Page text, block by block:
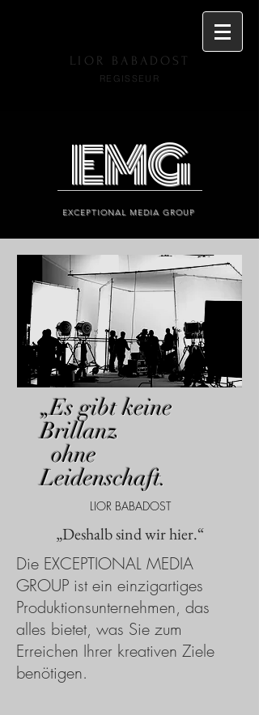
LIOR BABADOST
REGISSEUR
EMG
EXCEPTIONAL MEDIA GROUP
„Es gibt keine
Brillanz
ohne
Leidenschaft.
LIOR BABADOST
„Deshalb sind wir hier.“
Die EXCEPTIONAL MEDIA
GROUP ist ein einzigartiges
Produktionsunternehmen, das
alles bietet, was Sie zum
Erreichen Ihrer kreativen Ziele
benötigen.